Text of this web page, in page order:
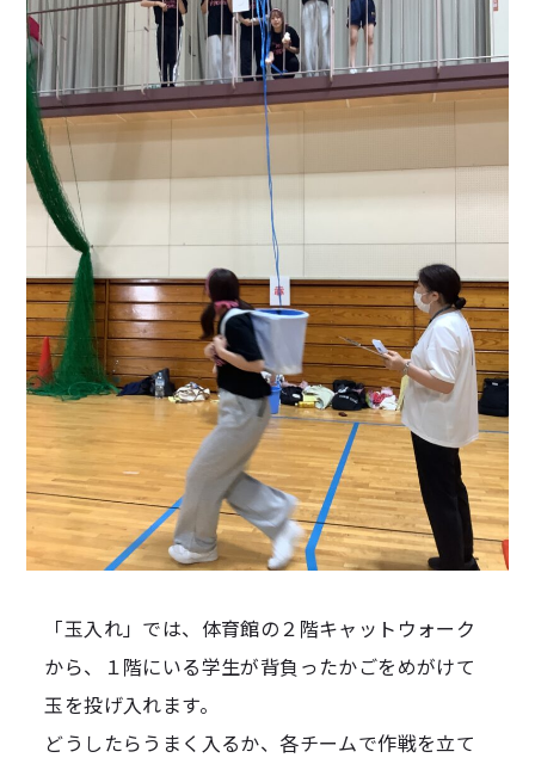
「玉入れ」では、体育館の２階キャットウォーク
から、１階にいる学生が背負ったかごをめがけて
玉を投げ入れます。
どうしたらうまく入るか、各チームで作戦を立て